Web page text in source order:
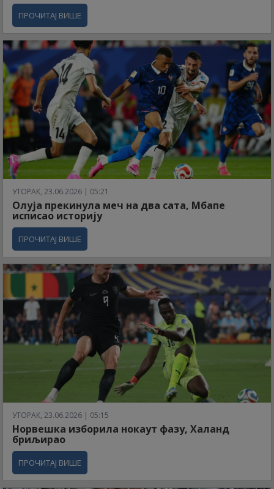
ПРОЧИТАЈ ВИШЕ
УТОРАК, 23.06.2026 | 05:21
Олуја прекинула меч на два сата, Мбапе
исписао историју
ПРОЧИТАЈ ВИШЕ
УТОРАК, 23.06.2026 | 05:15
Норвешка изборила нокаут фазу, Халанд
бриљирао
ПРОЧИТАЈ ВИШЕ